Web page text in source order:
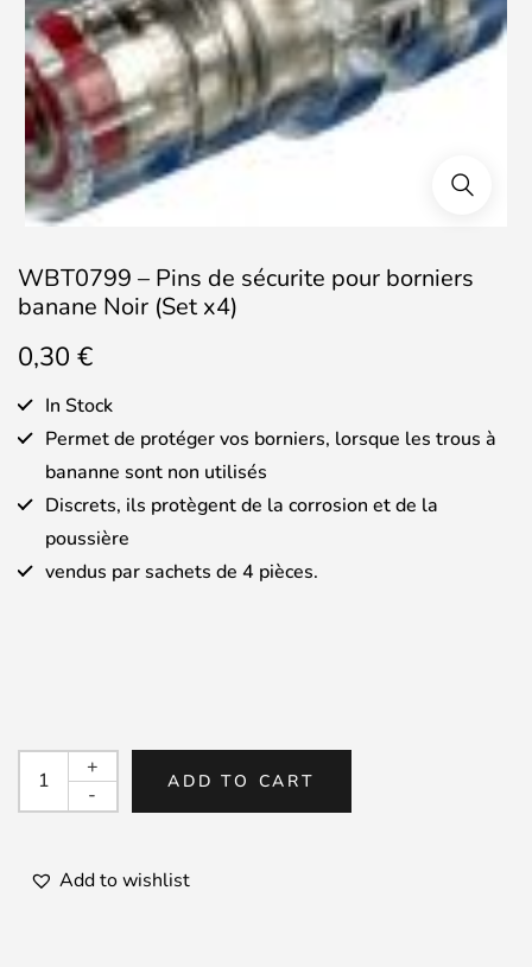
WBT0799 – Pins de sécurite pour borniers
banane Noir (Set x4)
0,30 €
In Stock
Permet de protéger vos borniers, lorsque les trous à
bananne sont non utilisés
Discrets, ils protègent de la corrosion et de la
poussière
vendus par sachets de 4 pièces.
WBT0799
sécurite
-
+
ADD TO CART
Add to wishlist